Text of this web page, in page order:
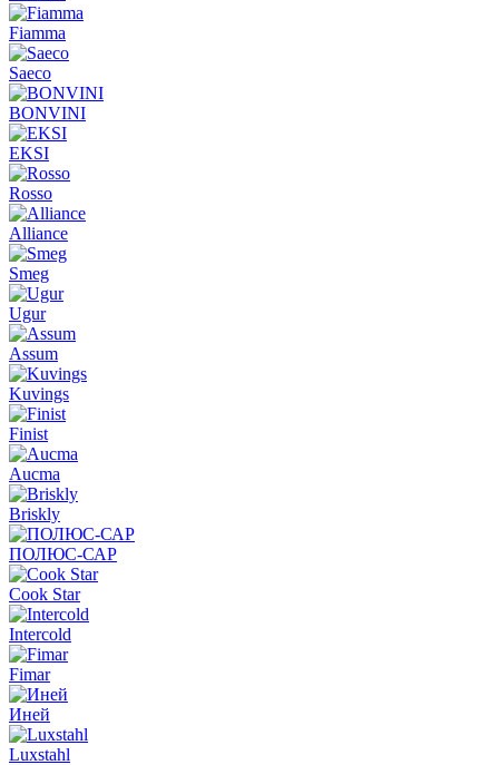
Fiamma
Saeco
BONVINI
EKSI
Rosso
Alliance
Smeg
Ugur
Assum
Kuvings
Finist
Aucma
Briskly
ПОЛЮС-САР
Cook Star
Intercold
Fimar
Иней
Luxstahl